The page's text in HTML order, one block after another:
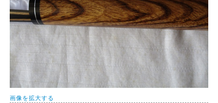
画像を拡大する